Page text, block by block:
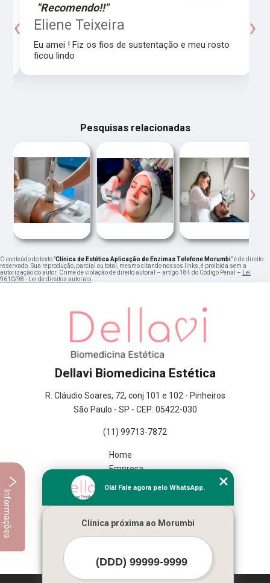
"Recomendo!!"
Eliene Teixeira
Eu amei ! Fiz os fios de sustentação e meu rosto
ficou lindo
‹ ›
Pesquisas relacionadas
‹ ›
O conteúdo do texto "Clínica de Estética Aplicação de Enzimas Telefone Morumbi" é de direito
reservado. Sua reprodução, parcial ou total, mesmo citando nossos links, é proibida sem a
autorização do autor. Crime de violação de direito autoral – artigo 184 do Código Penal –
Lei
9610/98 - Lei de direitos autorais
Dellavi Biomedicina Estética
R. Cláudio Soares, 72, conj 101 e 102 - Pinheiros
São Paulo - SP - CEP: 05422-030
(11) 99713-7872
Home
Empresa
Mapa do site
Mais Serviços
Olá! Fale agora pelo WhatsApp.
Clinica próxima ao Morumbi
Informações